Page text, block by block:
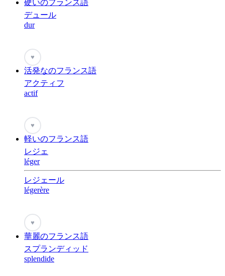
硬いのフランス語
デュール
dur
♥
活発なのフランス語
アクティフ
actif
♥
軽いのフランス語
レジェ
léger
レジェール
légerère
♥
華麗のフランス語
スプランディッド
splendide